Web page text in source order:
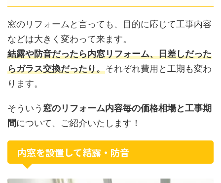
窓のリフォームと言っても、目的に応じて工事内容
などは大きく変わって来ます。
結露や防音だったら内窓リフォーム、日差しだった
らガラス交換だったり。それぞれ費用と工期も変わ
ります。
そういう 窓のリフォーム内容毎の価格相場と工事期
間について、ご紹介いたします！
内窓を設置して結露・防音